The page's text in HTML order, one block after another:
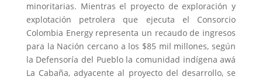
minoritarias. Mientras el proyecto de exploración y
explotación petrolera que ejecuta el Consorcio
Colombia Energy representa un recaudo de ingresos
para la Nación cercano a los $85 mil millones, según
la Defensoría del Pueblo la comunidad indígena awá
La Cabaña, adyacente al proyecto del desarrollo, se